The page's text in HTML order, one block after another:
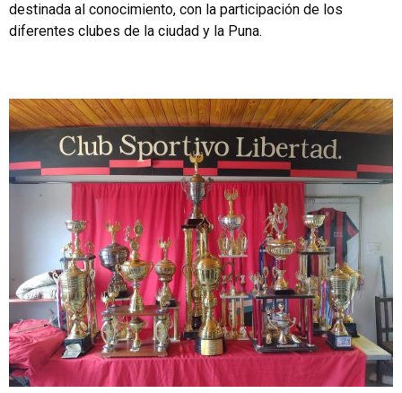
destinada al conocimiento, con la participación de los
diferentes clubes de la ciudad y la Puna.